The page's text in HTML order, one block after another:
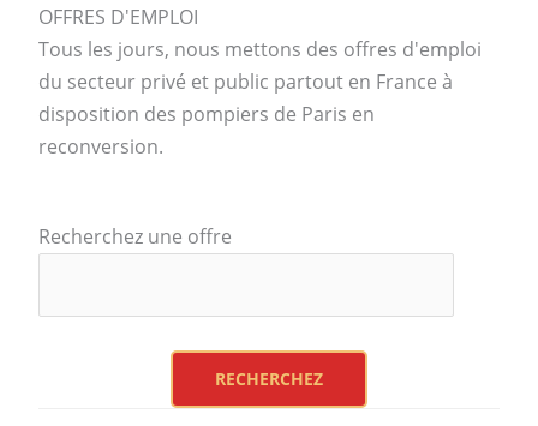
OFFRES D'EMPLOI
Tous les jours, nous mettons des offres d'emploi
du secteur privé et public partout en France à
disposition des pompiers de Paris en
reconversion.
Recherchez une offre